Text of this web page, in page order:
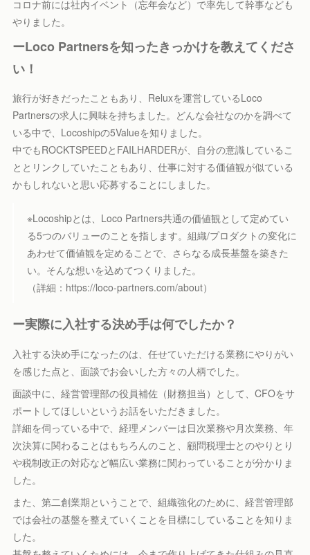
コロナ前には社内イベント（忘年会など）で率先して幹事なども
やりました。
ーLoco Partnersを知ったきっかけを教えてくださ
い！
旅行が好きだったこともあり、Reluxを運営しているLoco
Partnersの求人に興味を持ちました。どんな会社なのかを調べて
いる中で、Locoshipの5Valueを知りました。
中でもROCKTSPEEDとFAILHARDERが、自分の意識しているこ
ととリンクしていたこともあり、仕事に対する価値観が似ている
かもしれないと思い応募することにしました。
※Locoshipとは、Loco Partners共通の価値観として定めてい
る5つのバリューのことを指します。組織/プロダクトの変化に
あわせて価値観を定めることで、さらなる成長基盤を築きた
い。そんな想いを込めてつくりました。
（詳細：https://loco-partners.com/about）
ー実際に入社する決め手は何でしたか？
入社する決め手になったのは、任せていただける業務にやりがい
を感じた点と、面談でお会いした方々の人柄でした。
面談中に、経営管理部の役員補佐（財務担当）として、CFOをサ
ポートしてほしいというお話をいただきました。
詳細を伺っている中で、経理メンバーは日次業務や月次業務、年
次決算に関わることはもちろんのこと、顧問税理士とのやりとり
や税制改正の対応など幅広い業務に関わっていることが分かりま
した。
また、第二創業期ということで、組織強化のために、経営管理部
では会社の基盤を整えていくことを目標にしていることを知りま
した。